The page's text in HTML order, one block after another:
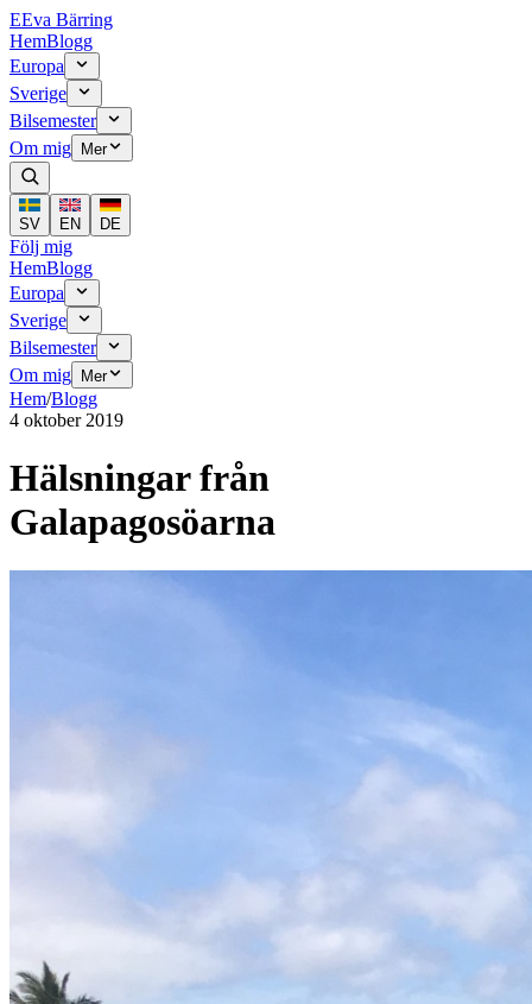
EEva Bärring
HemBlogg
Europa
Sverige
Bilsemester
Om mig
Mer
SV EN DE
Följ mig
HemBlogg
Europa
Sverige
Bilsemester
Om mig
Mer
Hem/Blogg
4 oktober 2019
Hälsningar från
Galapagosöarna